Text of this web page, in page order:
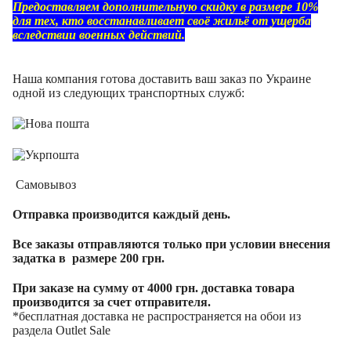
Предоставляем дополнительную скидку в размере 10%
для тех, кто восстанавливает своё жильё от ущерба
вследствии военных действий.
Наша компания готова доставить ваш заказ по Украине
одной из следующих транспортных служб:
Самовывоз
Отправка производится каждый день.
Все заказы отправляются только при условии внесения
задатка в размере 200 грн.
При заказе на сумму от 4000 грн. доставка товара
производится за счет отправителя.
*бесплатная доставка не распространяется на обои из
раздела Outlet Sale